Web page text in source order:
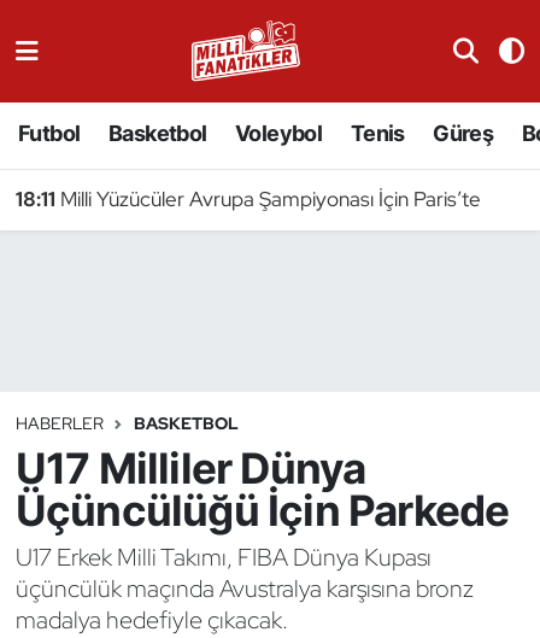
Futbol Basketbol Voleybol Tenis Güreş
18:11 Milli Yüzücüler Avrupa Şampiyonası İçin Paris’te
HABERLER BASKETBOL
U17 Milliler Dünya
Üçüncülüğü İçin Parkede
U17 Erkek Milli Takımı, FIBA Dünya Kupası
üçüncülük maçında Avustralya karşısına bronz
madalya hedefiyle çıkacak.
Badminton
Binicilik
Bisiklet
Bocce Bowling Dart